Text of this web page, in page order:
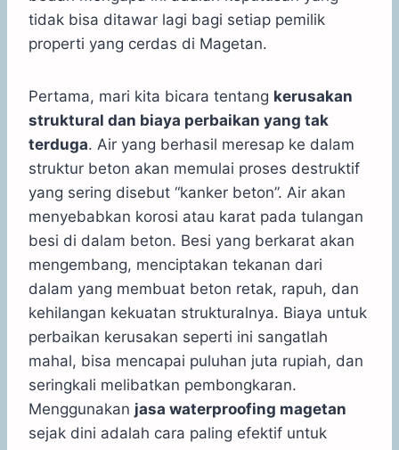
tidak bisa ditawar lagi bagi setiap pemilik
properti yang cerdas di Magetan.
Pertama, mari kita bicara tentang kerusakan
struktural dan biaya perbaikan yang tak
terduga. Air yang berhasil meresap ke dalam
struktur beton akan memulai proses destruktif
yang sering disebut “kanker beton”. Air akan
menyebabkan korosi atau karat pada tulangan
besi di dalam beton. Besi yang berkarat akan
mengembang, menciptakan tekanan dari
dalam yang membuat beton retak, rapuh, dan
kehilangan kekuatan strukturalnya. Biaya untuk
perbaikan kerusakan seperti ini sangatlah
mahal, bisa mencapai puluhan juta rupiah, dan
seringkali melibatkan pembongkaran.
Menggunakan jasa waterproofing magetan
sejak dini adalah cara paling efektif untuk